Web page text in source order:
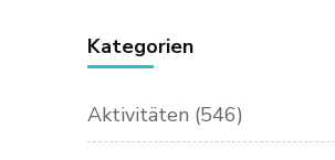
Kategorien
Aktivitäten (546)